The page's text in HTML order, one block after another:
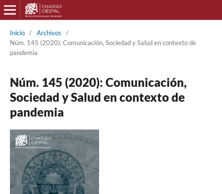
Inicio / Archivos
/
Núm. 145 (2020): Comunicación, Sociedad y Salud en contexto de
pandemia
Núm. 145 (2020): Comunicación,
Sociedad y Salud en contexto de
pandemia